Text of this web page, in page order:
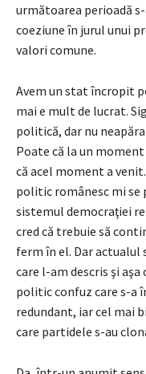
următoarea perioadă
coeziune în jurul unui
valori comune.
Avem un stat încropit
mai e mult de lucrat.
politică, dar nu
Poate că la un moment
că acel moment a
politic românesc mi se
sistemul democraţiei
cred că trebuie să
ferm în el. Dar actualul
care l-am descris şi
politic confuz care s-a
redundant, iar cel mai
care partidele s-au